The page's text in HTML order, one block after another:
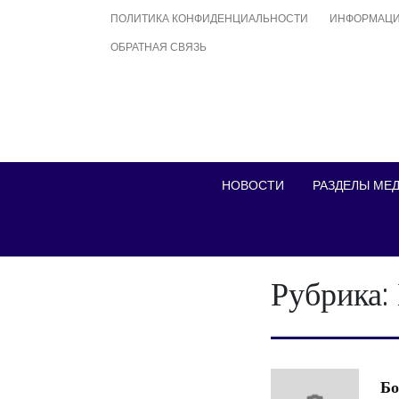
ПОЛИТИКА КОНФИДЕНЦИАЛЬНОСТИ
ОБРАТНАЯ СВЯЗЬ
НОВОСТИ РАЗДЕЛЫ
Рубрика: